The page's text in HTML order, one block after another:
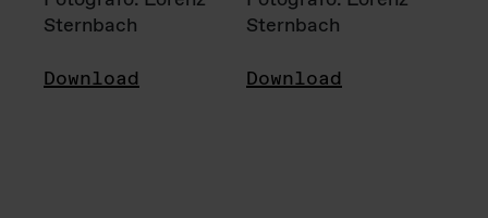
Sternbach
Download
Sternbach
Download